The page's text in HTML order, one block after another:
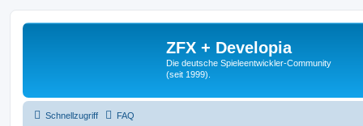
ZFX + Developia
Die deutsche Spieleentwickler-Community
(seit 1999).
Schnellzugriff FAQ